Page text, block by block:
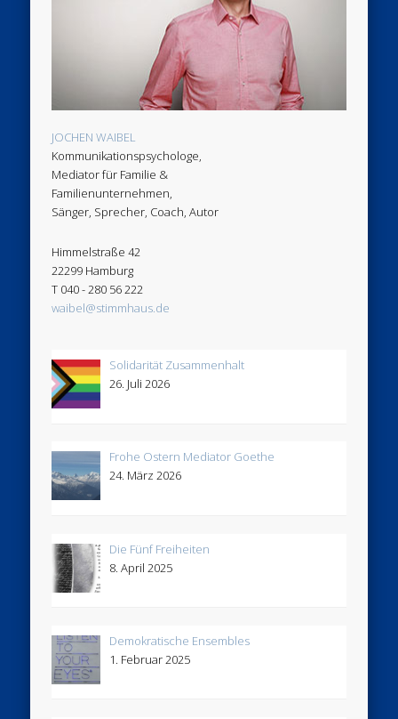
JOCHEN WAIBEL
Kommunikationspsychologe,
Mediator für Familie &
Familienunternehmen,
Sänger, Sprecher, Coach, Autor
Himmelstraße 42
22299 Hamburg
T 040 - 280 56 222
waibel@stimmhaus.de
Solidarität Zusammenhalt
26. Juli 2026
Frohe Ostern Mediator Goethe
24. März 2026
Die Fünf Freiheiten
8. April 2025
Demokratische Ensembles
1. Februar 2025